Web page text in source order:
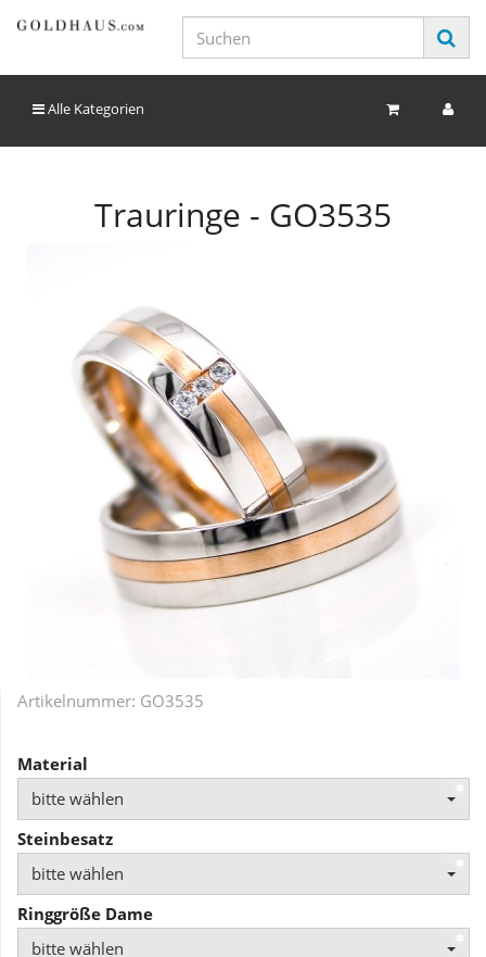
Alle Kategorien
Trauringe - GO3535
Artikelnummer: GO3535
Material
bitte wählen
Steinbesatz
bitte wählen
Ringgröße Dame
bitte wählen